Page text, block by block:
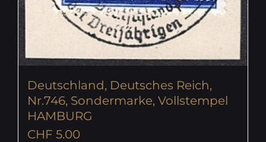
Deutschland, Deutsches Reich,
Nr.746, Sondermarke, Vollstempel
HAMBURG
CHF 5.00